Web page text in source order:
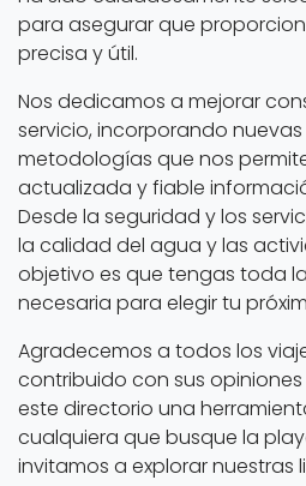
para asegurar que
precisa y útil.
Nos dedicamos a mejorar
servicio, incorporando
metodologías que nos
actualizada y fiable
Desde la seguridad y los
la calidad del agua y las
objetivo es que tengas toda
necesaria para elegir tu
Agradecemos a todos los
contribuido con sus
este directorio una
cualquiera que busque la
invitamos a explorar nuestras